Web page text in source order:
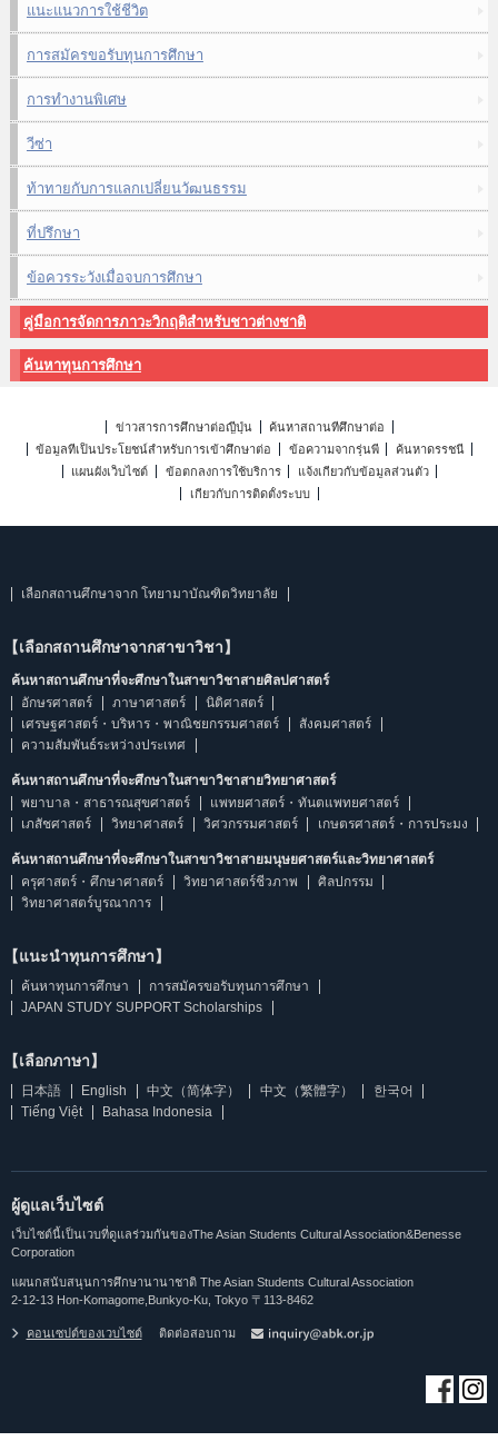
แนะแนวการใช้ชีวิต
การสมัครขอรับทุนการศึกษา
การทำงานพิเศษ
วีซ่า
ท้าทายกับการแลกเปลี่ยนวัฒนธรรม
ที่ปรึกษา
ข้อควรระวังเมื่อจบการศึกษา
คู่มือการจัดการภาวะวิกฤติสำหรับชาวต่างชาติ
ค้นหาทุนการศึกษา
ข่าวสารการศึกษาต่อญี่ปุ่น
ค้นหาสถานที่ศึกษาต่อ
ข้อมูลที่เป็นประโยชน์สำหรับการเข้าศึกษาต่อ
ข้อความจากรุ่นพี่
ค้นหาดรรชนี
แผนผังเว็บไซต์
ข้อตกลงการใช้บริการ
แจ้งเกี่ยวกับข้อมูลส่วนตัว
เกี่ยวกับการติดตั้งระบบ
เลือกสถานศึกษาจาก โทยามาบัณฑิตวิทยาลัย
【เลือกสถานศึกษาจากสาขาวิชา】
ค้นหาสถานศึกษาที่จะศึกษาในสาขาวิชาสายศิลปศาสตร์
อักษรศาสตร์
ภาษาศาสตร์
นิติศาสตร์
เศรษฐศาสตร์・บริหาร・พาณิชยกรรมศาสตร์
สังคมศาสตร์
ความสัมพันธ์ระหว่างประเทศ
ค้นหาสถานศึกษาที่จะศึกษาในสาขาวิชาสายวิทยาศาสตร์
พยาบาล・สาธารณสุขศาสตร์
แพทยศาสตร์・ทันตแพทยศาสตร์
เภสัชศาสตร์
วิทยาศาสตร์ วิศวกรรมศาสตร์ เกษตรศาสตร์・การประมง
ค้นหาสถานศึกษาที่จะศึกษาในสาขาวิชาสายมนุษยศาสตร์และวิทยาศาสตร์
ครุศาสตร์・ศึกษาศาสตร์
วิทยาศาสตร์ชีวภาพ
ศิลปกรรม
วิทยาศาสตร์บูรณาการ
【แนะนำทุนการศึกษา】
ค้นหาทุนการศึกษา
การสมัครขอรับทุนการศึกษา
JAPAN STUDY SUPPORT Scholarships
【เลือกภาษา】
日本語 English 中文（简体字） 中文（繁體字）
한국어
Tiếng Việt
Bahasa Indonesia
ผู้ดูแลเว็บไซต์
เว็บไซต์นี้เป็นเวบที่ดูแลร่วมกันของThe Asian Students Cultural Association&Benesse
Corporation
แผนกสนับสนุนการศึกษานานาชาติ The Asian Students Cultural Association
2-12-13 Hon-Komagome,Bunkyo-Ku, Tokyo 〒113-8462
คอนเซปต์ของเวบไซต์ ติดต่อสอบถาม